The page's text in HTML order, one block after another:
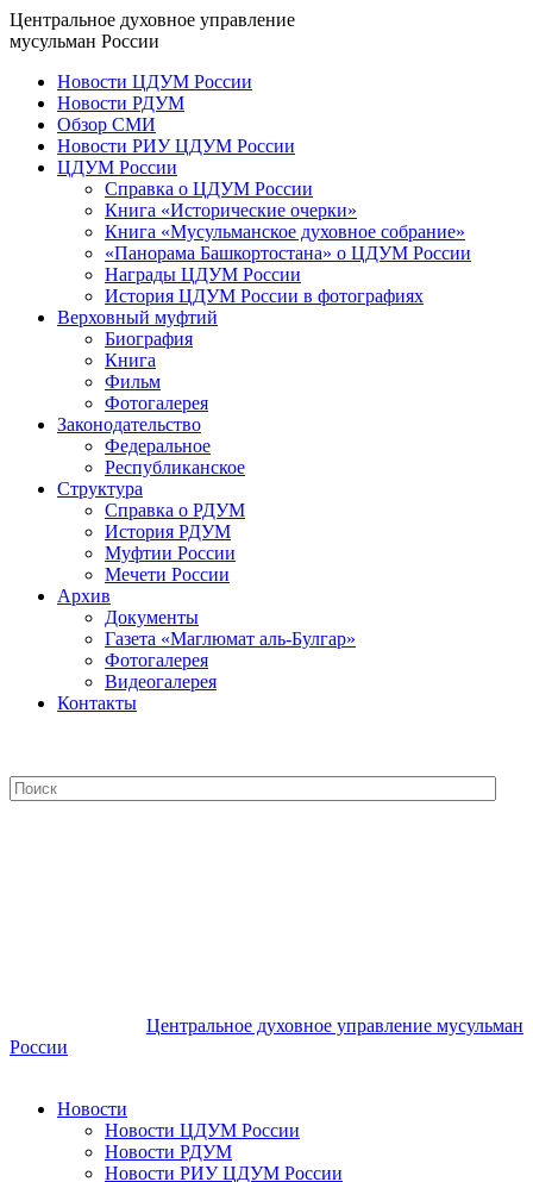
Центральное духовное управление
мусульман России
Новости ЦДУМ России
Новости РДУМ
Обзор СМИ
Новости РИУ ЦДУМ России
ЦДУМ России
Справка о ЦДУМ России
Книга «Исторические очерки»
Книга «Мусульманское духовное собрание»
«Панорама Башкортостана» о ЦДУМ России
Награды ЦДУМ России
История ЦДУМ России в фотографиях
Верховный муфтий
Биография
Книга
Фильм
Фотогалерея
Законодательство
Федеральное
Республиканское
Структура
Справка о РДУМ
История РДУМ
Муфтии России
Мечети России
Архив
Документы
Газета «Маглюмат аль-Булгар»
Фотогалерея
Видеогалерея
Контакты
Центральное духовное управление мусульман
России
Новости
Новости ЦДУМ России
Новости РДУМ
Новости РИУ ЦДУМ России